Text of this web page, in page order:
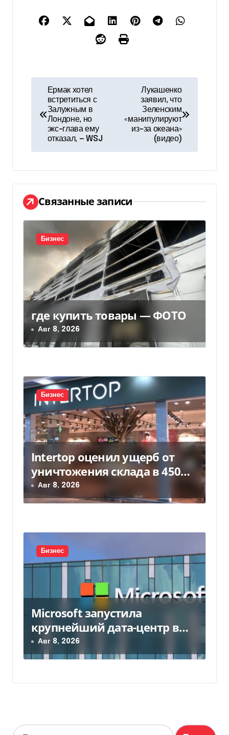
и
г
а
ц
и
я
о
з
а
и
с
я
м
Ермак хотел
встретиться с
Залужным в
Лондоне, но
экс-глава ему
отказал, — WSJ
Лукашенко
заявил, что
Зеленским
«манипулируют
из-за океана»
(видео)
Связанные записи
Бизнес
где купить товары — ФОТО
Авг 8, 2026
Бизнес
Intertop оценил ущерб от
уничтожения склада в 450
млн грн
Авг 8, 2026
Бизнес
Microsoft запустила
крупнейший дата-центр в
Индии за $20,5 миллиарда
Авг 8, 2026
Н